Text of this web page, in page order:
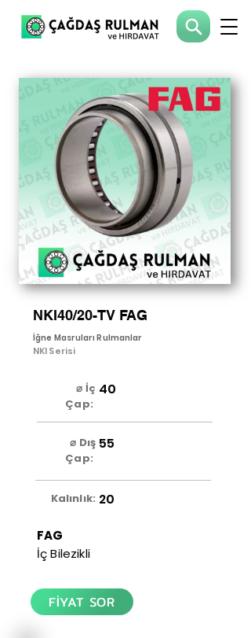
NKI40/20-TV FAG
İğne Masruları Rulmanlar
NKI Serisi
⌀ İç
Çap:
40
⌀ Dış
Çap:
55
Kalınlık: 20
FAG
İç Bilezikli
FİYAT SOR